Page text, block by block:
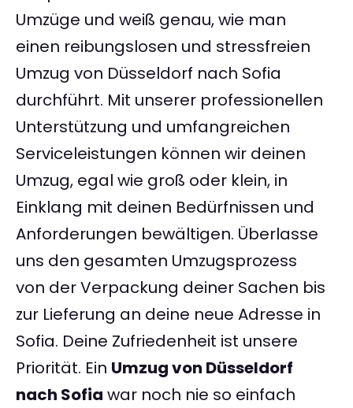
Umzüge und weiß genau, wie man
einen reibungslosen und stressfreien
Umzug von Düsseldorf nach Sofia
durchführt. Mit unserer professionellen
Unterstützung und umfangreichen
Serviceleistungen können wir deinen
Umzug, egal wie groß oder klein, in
Einklang mit deinen Bedürfnissen und
Anforderungen bewältigen. Überlasse
uns den gesamten Umzugsprozess
von der Verpackung deiner Sachen bis
zur Lieferung an deine neue Adresse in
Sofia. Deine Zufriedenheit ist unsere
Priorität. Ein Umzug von Düsseldorf
nach Sofia war noch nie so einfach